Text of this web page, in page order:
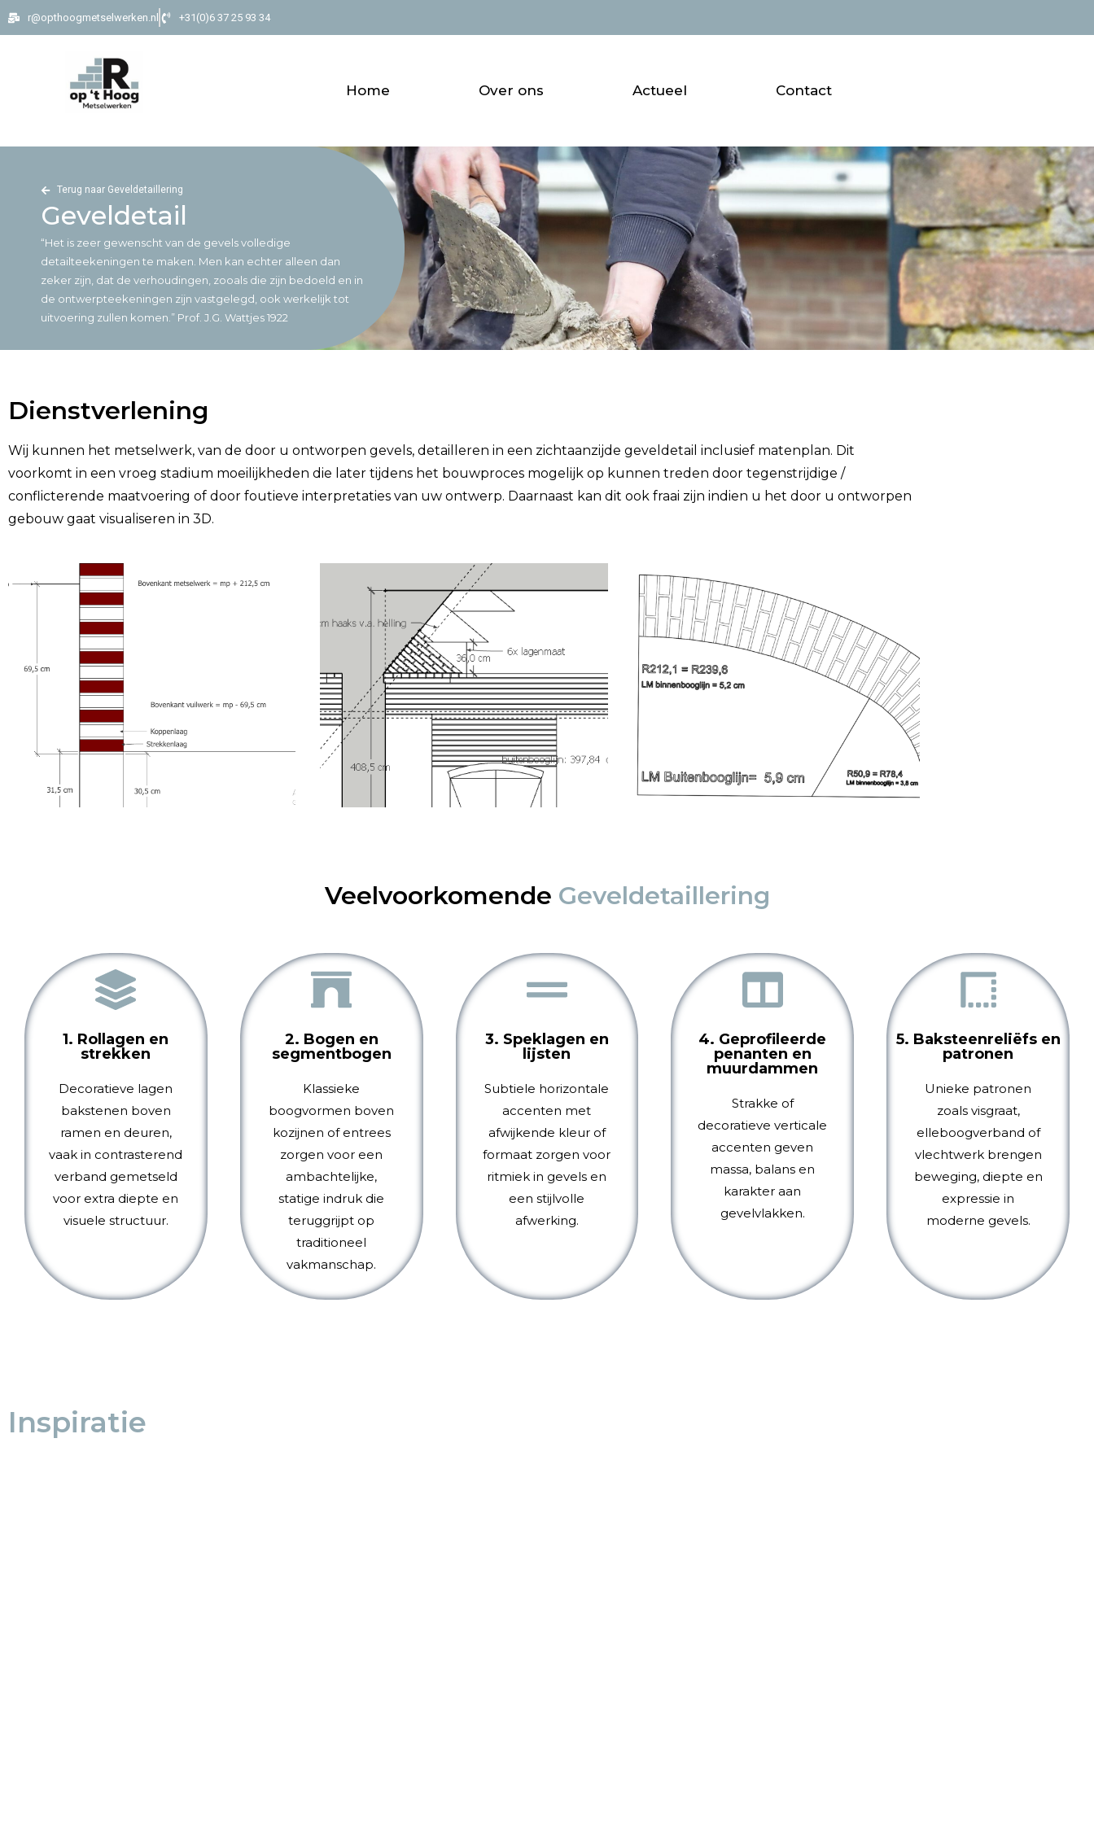
r@opthoogmetselwerken.nl +31(0)6 37 25 93 34
Home Over ons Actueel Contact
Terug naar Geveldetaillering
Geveldetail
“Het is zeer gewenscht van de gevels volledige
detailteekeningen te maken. Men kan echter alleen dan
zeker zijn, dat de verhoudingen, zooals die zijn bedoeld en in
de ontwerpteekeningen zijn vastgelegd, ook werkelijk tot
uitvoering zullen komen.” Prof. J.G. Wattjes 1922
Dienstverlening
Wij kunnen het metselwerk, van de door u ontworpen gevels, detailleren in een zichtaanzijde geveldetail inclusief matenplan. Dit
voorkomt in een vroeg stadium moeilijkheden die later tijdens het bouwproces mogelijk op kunnen treden door tegenstrijdige /
conflicterende maatvoering of door foutieve interpretaties van uw ontwerp. Daarnaast kan dit ook fraai zijn indien u het door u ontworpen
gebouw gaat visualiseren in 3D.
Veelvoorkomende Geveldetaillering
1. Rollagen en
strekken
Decoratieve lagen
bakstenen boven
ramen en deuren,
vaak in contrasterend
verband gemetseld
voor extra diepte en
visuele structuur.
2. Bogen en
segmentbogen
Klassieke
boogvormen boven
kozijnen of entrees
zorgen voor een
ambachtelijke,
statige indruk die
teruggrijpt op
traditioneel
vakmanschap.
3. Speklagen en
lijsten
Subtiele horizontale
accenten met
afwijkende kleur of
formaat zorgen voor
ritmiek in gevels en
een stijlvolle
afwerking.
4. Geprofileerde
penanten en
muurdammen
Strakke of
decoratieve verticale
accenten geven
massa, balans en
karakter aan
gevelvlakken.
5. Baksteenreliëfs en
patronen
Unieke patronen
zoals visgraat,
elleboogverband of
vlechtwerk brengen
beweging, diepte en
expressie in
moderne gevels.
Inspiratie